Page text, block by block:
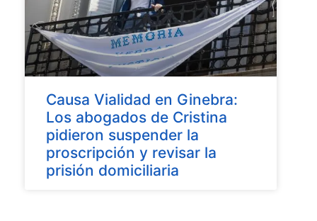
Causa Vialidad en Ginebra:
Los abogados de Cristina
pidieron suspender la
proscripción y revisar la
prisión domiciliaria